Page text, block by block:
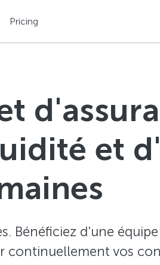
Pricing
et
Bénéficiez d'une
continuellement vos